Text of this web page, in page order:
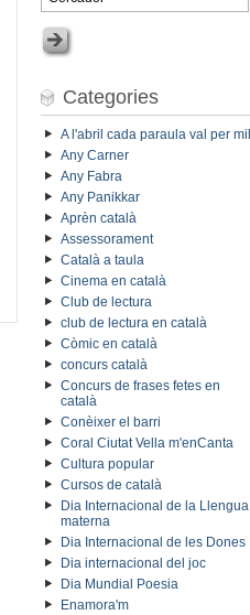
Categories
A l'abril cada paraula val per mil
Any Carner
Any Fabra
Any Panikkar
Aprèn català
Assessorament
Català a taula
Cinema en català
Club de lectura
club de lectura en català
Còmic en català
concurs català
Concurs de frases fetes en
català
Conèixer el barri
Coral Ciutat Vella m'enCanta
Cultura popular
Cursos de català
Dia Internacional de la Llengua
materna
Dia Internacional de les Dones
Dia internacional del joc
Dia Mundial Poesia
Enamora'm